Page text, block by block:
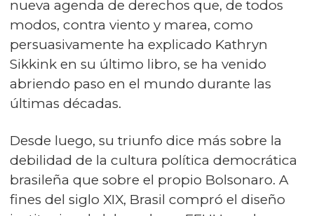
nueva agenda de derechos que, de todos
modos, contra viento y marea, como
persuasivamente ha explicado Kathryn
Sikkink en su último libro, se ha venido
abriendo paso en el mundo durante las
últimas décadas.
Desde luego, su triunfo dice más sobre la
debilidad de la cultura política democrática
brasileña que sobre el propio Bolsonaro. A
fines del siglo XIX, Brasil compró el diseño